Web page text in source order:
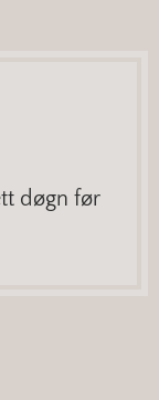
døgn før